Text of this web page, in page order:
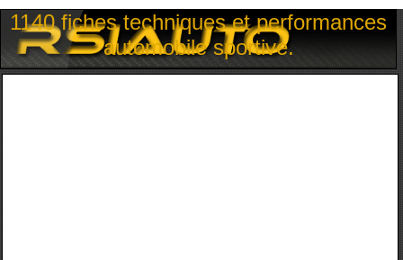
1140 fiches techniques et performances
automobile sportive.